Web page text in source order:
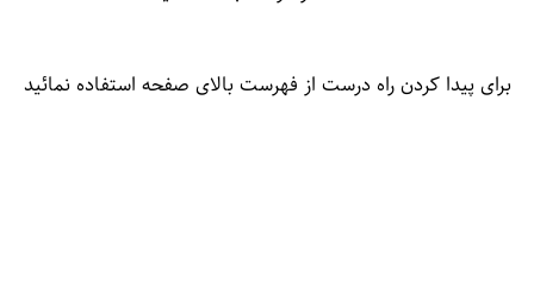
برای پیدا کردن راه درست از فهرست بالای صفحه استفاده نمائید